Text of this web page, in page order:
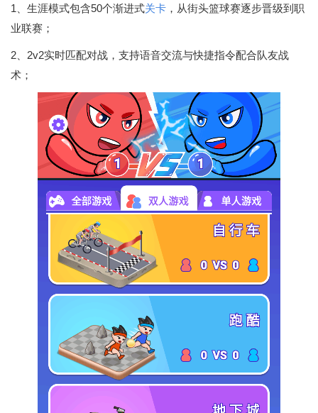
1、生涯模式包含50个渐进式关卡 ，从街头篮球赛逐步晋级到职
业联赛；
2、2v2实时匹配对战，支持语音交流与快捷指令配合队友战
术；